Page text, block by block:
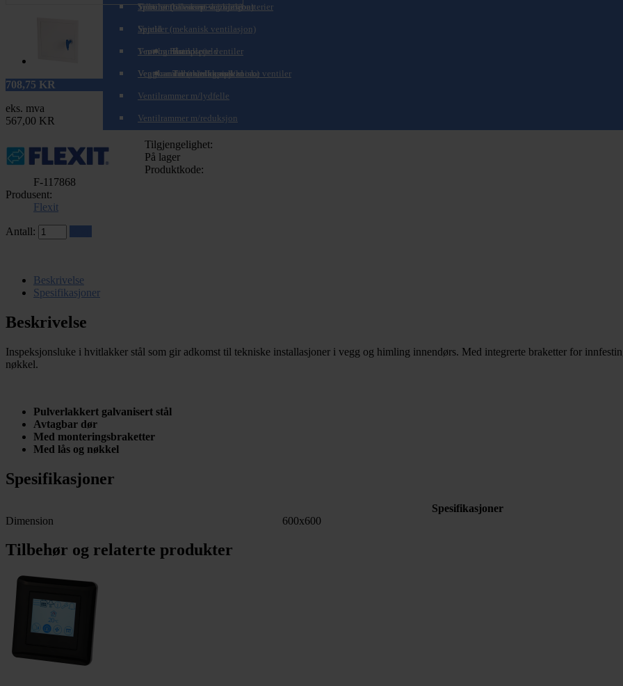
Spirorør (teleskopisk/zoom)
Spjeld
Brannspjeld
Tilbakeslagsspjeld
T-rør og Påstikk
Veggkanaler (teleskopisk/zoom)
Tilbehør til varme- og kjølebatterier
Ventiler (balansert ventilasjon)
Ventiler (mekanisk ventilasjon)
Komplette ventiler
Tilbehør for mekaniske ventiler
Ventilrammer
Ventilrammer m/alukanal
Ventilrammer m/lydfelle
Ventilrammer m/reduksjon
708,75 KR
eks. mva
567,00 KR
Tilgjengelighet:
På lager
Produktkode:
F-117868
Produsent:
Flexit
Antall:
Beskrivelse
Spesifikasjoner
Beskrivelse
Inspeksjonsluke i hvitlakker stål som gir adkomst til tekniske installasjoner i vegg og himling innendørs. Med integrerte braketter for
nøkkel.
Pulverlakkert galvanisert stål
Avtagbar dør
Med monteringsbraketter
Med lås og nøkkel
Spesifikasjoner
Spesifikasjoner
Dimension
600x600
Tilbehør og relaterte produkter